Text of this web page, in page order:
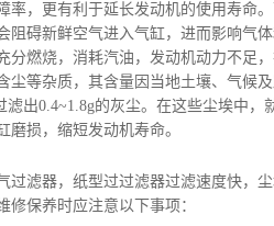
率，更有利于延长发动机的使用寿命
阻碍新鲜空气进入气缸，进而影响气
分燃烧，消耗汽油，发动机动力不足
尘等杂质，其含量因当地土壤、气候
滤出0.4~1.8g的灰尘。在这些尘埃中
磨损，缩短发动机寿命。
过滤器，纸型过过滤器过滤速度快，
修保养时应注意以下事项：